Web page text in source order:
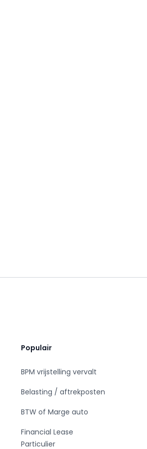
Populair
BPM vrijstelling vervalt
Belasting / aftrekposten
BTW of Marge auto
Financial Lease
Particulier